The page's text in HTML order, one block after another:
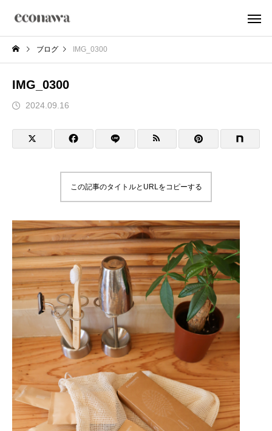
ブログ IMG_0300
IMG_0300
2024.09.16
この記事のタイトルとURLをコピーする